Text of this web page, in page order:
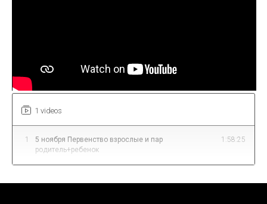
1 videos
1
5 ноября Первенство взрослые и пар
родитель+ребенок
1:58:25